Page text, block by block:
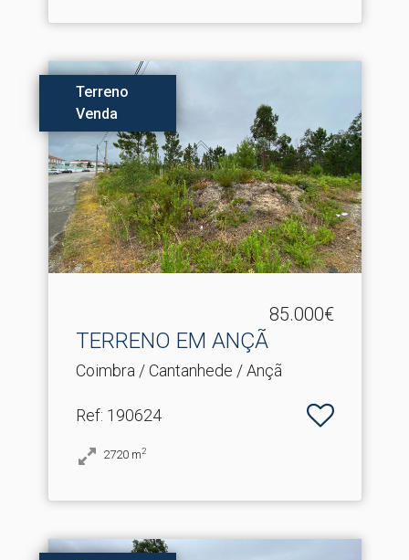
Terreno
Venda
85.000€
TERRENO EM ANÇÃ
Coimbra / Cantanhede / Ançã
Ref: 190624
2720 m2